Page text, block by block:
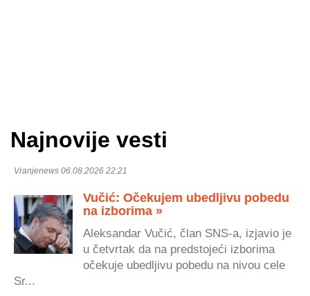
Najnovije vesti
Vranjenews 06.08.2026 22:21
Vučić: Očekujem ubedljivu pobedu
na izborima »
Aleksandar Vučić, član SNS-a, izjavio je
u četvrtak da na predstojeći izborima
očekuje ubedljivu pobedu na nivou cele
Sr...